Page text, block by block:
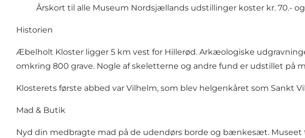
Årskort til alle Museum Nordsjællands udstillinger koster kr. 70.-
Historien
Æbelholt Kloster ligger 5 km vest for Hillerød. Arkæologiske
omkring 800 grave. Nogle af skeletterne og andre fund er udstillet på
Klosterets første abbed var Vilhelm, som blev helgenkåret som Sankt
Mad & Butik
Nyd din medbragte mad på de udendørs borde og bænkesæt.